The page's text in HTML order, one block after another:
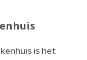
is het